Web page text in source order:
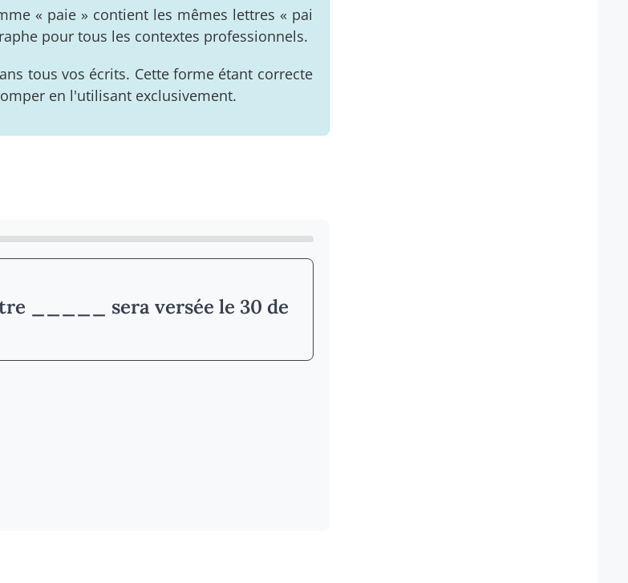
« paie » contient les mêmes lettres « pai
pour tous les contextes professionnels.
tous vos écrits. Cette forme étant correcte
en l'utilisant exclusivement.
_____ sera versée le 30 de